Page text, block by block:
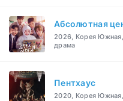
Абсолютная
2026, Корея
драма
Пентхаус
2020, Корея